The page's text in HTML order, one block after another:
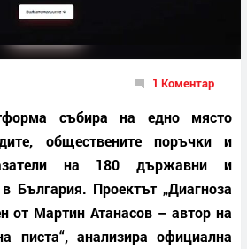
1 Коментар
събира на едно място
обществените поръчки и
на 180 държавни и
България. Проектът „Диагноза
от Мартин Атанасов – автор на
писта“, анализира официална